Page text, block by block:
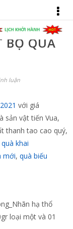
BỘ QUÀ
luận
với giá
sản vật tiến Vua,
thanh tao cao quý,
quà khai
mới, quà biếu
hạ thổ
loại một và 01